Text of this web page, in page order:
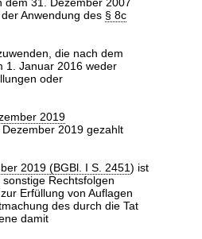
dem 31. Dezember 2007
Anwendung des § 8c
die nach dem
1. Januar 2016 weder
oder
2019
2019 gezahlt
2019 (BGBl. I S. 2451) ist
Rechtsfolgen
Erfüllung von Auflagen
des durch die Tat
damit